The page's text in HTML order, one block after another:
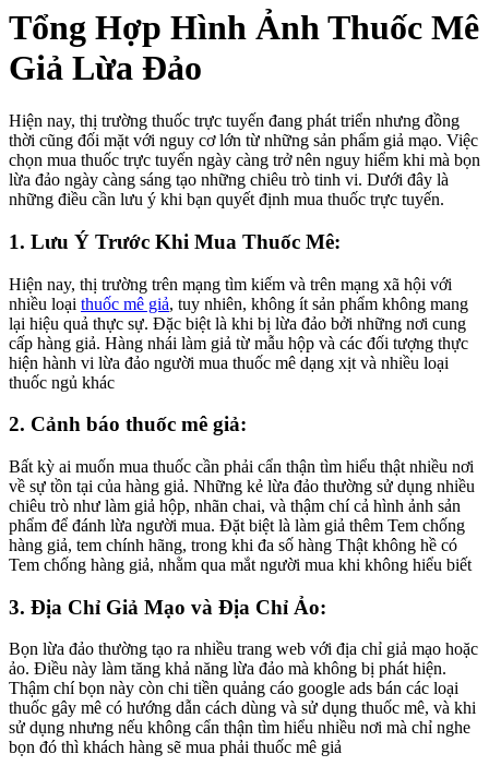
Tổng Hợp Hình Ảnh Thuốc Mê
Giả Lừa Đảo
Hiện nay, thị trường thuốc trực tuyến đang phát triển nhưng đồng
thời cũng đối mặt với nguy cơ lớn từ những sản phẩm giả mạo. Việc
chọn mua thuốc trực tuyến ngày càng trở nên nguy hiểm khi mà bọn
lừa đảo ngày càng sáng tạo những chiêu trò tinh vi. Dưới đây là
những điều cần lưu ý khi bạn quyết định mua thuốc trực tuyến.
1. Lưu Ý Trước Khi Mua Thuốc Mê:
Hiện nay, thị trường trên mạng tìm kiếm và trên mạng xã hội với
nhiều loại thuốc mê giả, tuy nhiên, không ít sản phẩm không mang
lại hiệu quả thực sự. Đặc biệt là khi bị lừa đảo bởi những nơi cung
cấp hàng giả. Hàng nhái làm giả từ mẫu hộp và các đối tượng thực
hiện hành vi lừa đảo người mua thuốc mê dạng xịt và nhiều loại
thuốc ngủ khác
2. Cảnh báo thuốc mê giả:
Bất kỳ ai muốn mua thuốc cần phải cẩn thận tìm hiểu thật nhiều nơi
về sự tồn tại của hàng giả. Những kẻ lừa đảo thường sử dụng nhiều
chiêu trò như làm giả hộp, nhãn chai, và thậm chí cả hình ảnh sản
phẩm để đánh lừa người mua. Đặt biệt là làm giả thêm Tem chống
hàng giả, tem chính hãng, trong khi đa số hàng Thật không hề có
Tem chống hàng giả, nhằm qua mắt người mua khi không hiểu biết
3. Địa Chỉ Giả Mạo và Địa Chỉ Ảo:
Bọn lừa đảo thường tạo ra nhiều trang web với địa chỉ giả mạo hoặc
ảo. Điều này làm tăng khả năng lừa đảo mà không bị phát hiện.
Thậm chí bọn này còn chi tiền quảng cáo google ads bán các loại
thuốc gây mê có hướng dẫn cách dùng và sử dụng thuốc mê, và khi
sử dụng nhưng nếu không cẩn thận tìm hiểu nhiều nơi mà chỉ nghe
bọn đó thì khách hàng sẽ mua phải thuốc mê giả